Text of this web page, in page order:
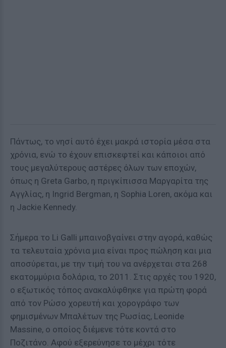
Πάντως, το νησί αυτό έχει μακρά ιστορία μέσα στα
χρόνια, ενώ το έχουν επισκεφτεί και κάποιοι από
τους μεγαλύτερους αστέρες όλων των εποχών,
όπως η Greta Garbo, η πριγκίπισσα Μαργαρίτα της
Αγγλίας, η Ingrid Bergman, η Sophia Loren, ακόμα και
η Jackie Kennedy.
Σήμερα το Li Galli μπαινοβγαίνει στην αγορά, καθώς
τα τελευταία χρόνια μια είναι προς πώληση και μια
αποσύρεται, με την τιμή του να ανέρχεται στα 268
εκατομμύρια δολάρια, το 2011. Στις αρχές του 1920,
ο εξωτικός τόπος ανακαλύφθηκε για πρώτη φορά
από τον Ρώσο χορευτή και χορογράφο των
φημισμένων Μπαλέτων της Ρωσίας, Leonide
Massine, ο οποίος διέμενε τότε κοντά στο
Ποζιτάνο. Αφού εξερεύνησε το μέχρι τότε